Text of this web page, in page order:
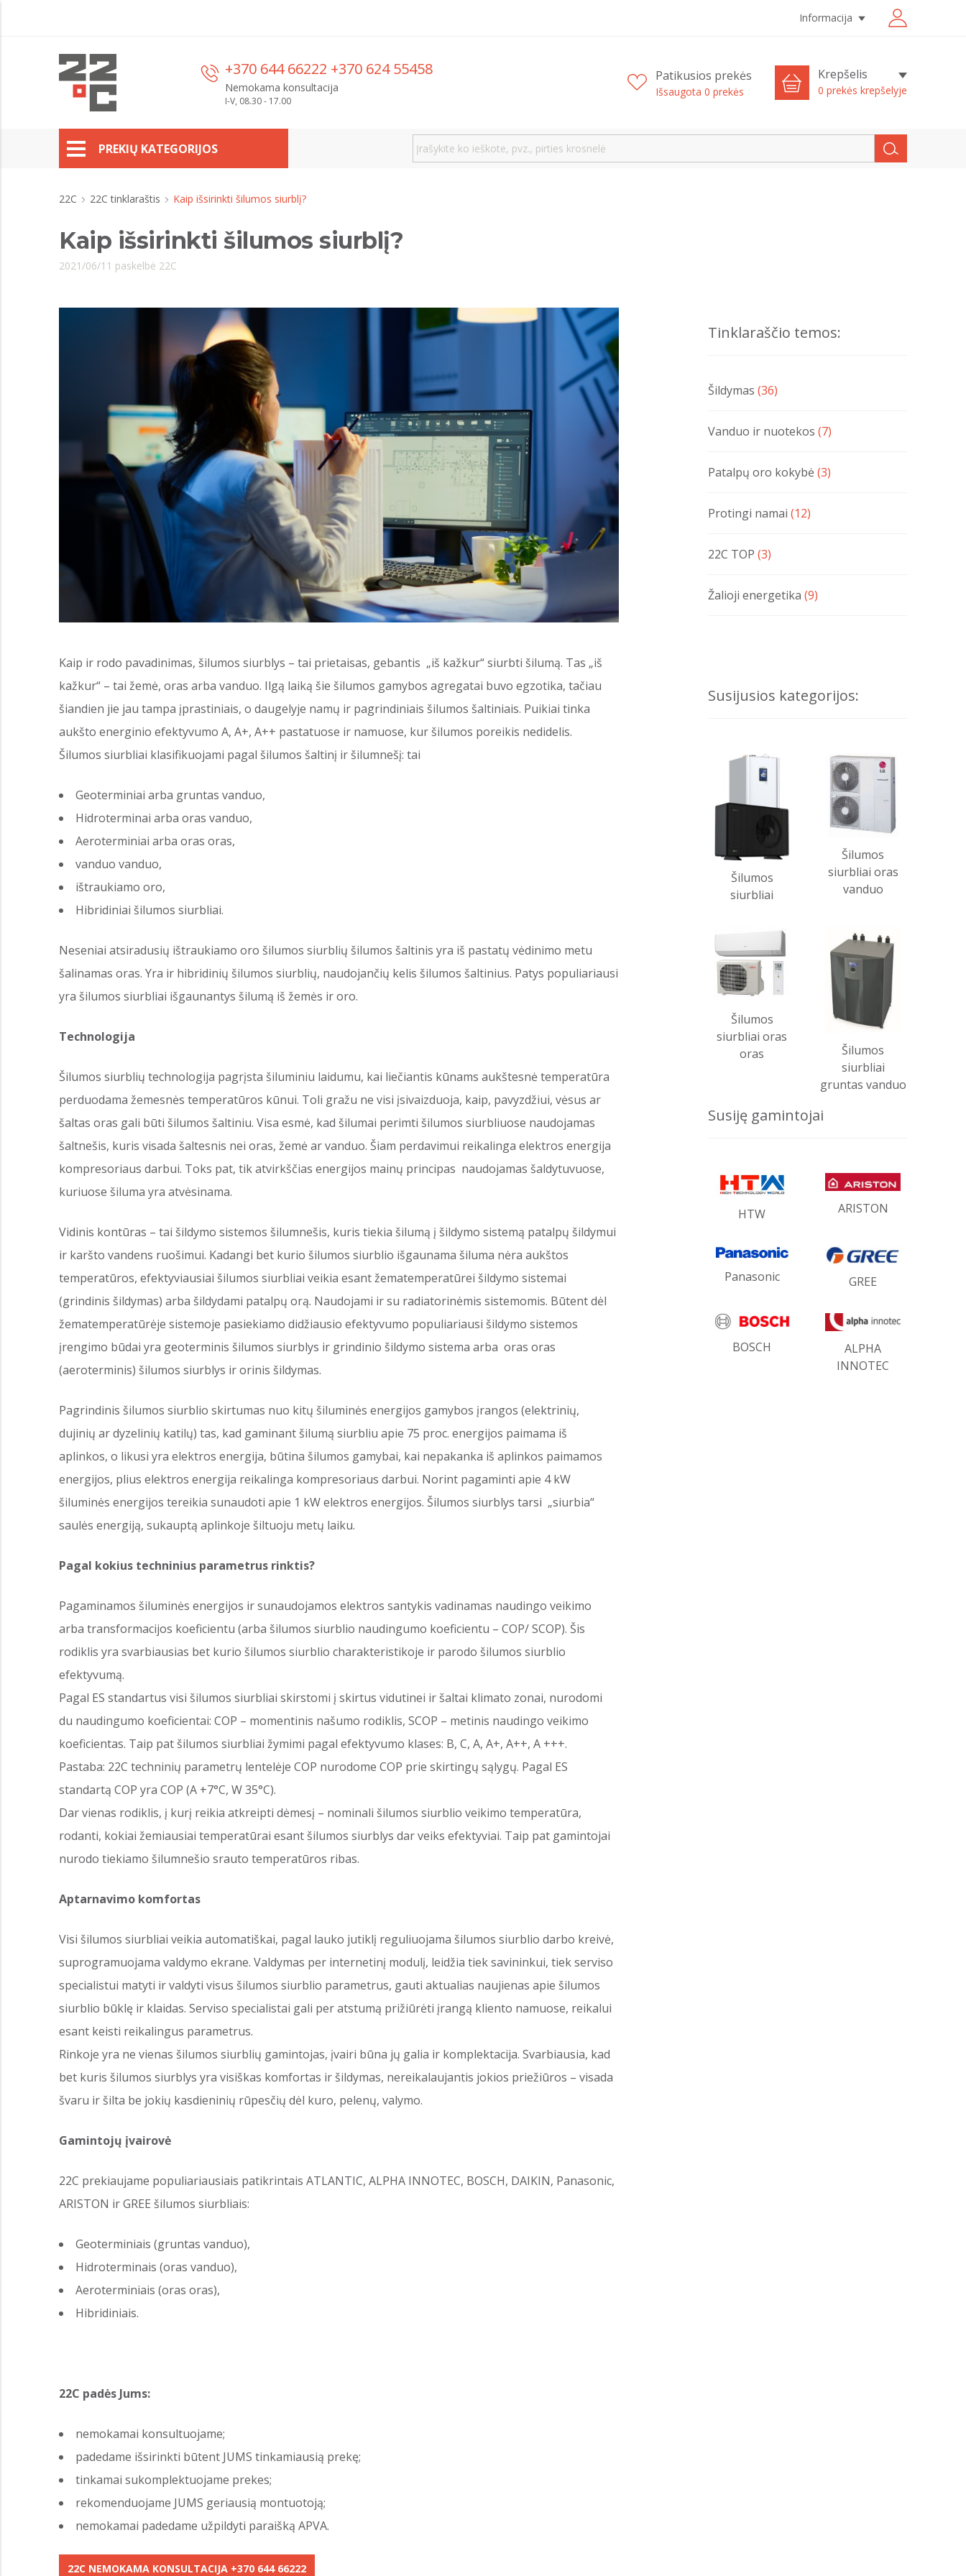
Informacija
+370 644 66222 +370 624 55458
Nemokama konsultacija
I-V, 08.30 - 17.00
Patikusios prekės
Išsaugota 0 prekės
Krepšelis
0 prekės krepšelyje
PREKIŲ KATEGORIJOS
22C 22C tinklaraštis Kaip išsirinkti šilumos siurblį?
Kaip išsirinkti šilumos siurblį?
2021/06/11 paskelbė 22C
Kaip ir rodo pavadinimas, šilumos siurblys – tai prietaisas, gebantis „iš kažkur“ siurbti šilumą. Tas „iš
kažkur“ – tai žemė, oras arba vanduo. Ilgą laiką šie šilumos gamybos agregatai buvo egzotika, tačiau
šiandien jie jau tampa įprastiniais, o daugelyje namų ir pagrindiniais šilumos šaltiniais. Puikiai tinka
aukšto energinio efektyvumo A, A+, A++ pastatuose ir namuose, kur šilumos poreikis nedidelis.
Šilumos siurbliai klasifikuojami pagal šilumos šaltinį ir šilumnešį: tai
Geoterminiai arba gruntas vanduo,
Hidroterminai arba oras vanduo,
Aeroterminiai arba oras oras,
vanduo vanduo,
ištraukiamo oro,
Hibridiniai šilumos siurbliai.
Neseniai atsiradusių ištraukiamo oro šilumos siurblių šilumos šaltinis yra iš pastatų vėdinimo metu
šalinamas oras. Yra ir hibridinių šilumos siurblių, naudojančių kelis šilumos šaltinius. Patys populiariausi
yra šilumos siurbliai išgaunantys šilumą iš žemės ir oro.
Technologija
Šilumos siurblių technologija pagrįsta šiluminiu laidumu, kai liečiantis kūnams aukštesnė temperatūra
perduodama žemesnės temperatūros kūnui. Toli gražu ne visi įsivaizduoja, kaip, pavyzdžiui, vėsus ar
šaltas oras gali būti šilumos šaltiniu. Visa esmė, kad šilumai perimti šilumos siurbliuose naudojamas
šaltnešis, kuris visada šaltesnis nei oras, žemė ar vanduo. Šiam perdavimui reikalinga elektros energija
kompresoriaus darbui. Toks pat, tik atvirkščias energijos mainų principas naudojamas šaldytuvuose,
kuriuose šiluma yra atvėsinama.
Vidinis kontūras – tai šildymo sistemos šilumnešis, kuris tiekia šilumą į šildymo sistemą patalpų šildymui
ir karšto vandens ruošimui. Kadangi bet kurio šilumos siurblio išgaunama šiluma nėra aukštos
temperatūros, efektyviausiai šilumos siurbliai veikia esant žematemperatūrei šildymo sistemai
(grindinis šildymas) arba šildydami patalpų orą. Naudojami ir su radiatorinėmis sistemomis. Būtent dėl
žematemperatūrėje sistemoje pasiekiamo didžiausio efektyvumo populiariausi šildymo sistemos
įrengimo būdai yra geoterminis šilumos siurblys ir grindinio šildymo sistema arba oras oras
(aeroterminis) šilumos siurblys ir orinis šildymas.
Pagrindinis šilumos siurblio skirtumas nuo kitų šiluminės energijos gamybos įrangos (elektrinių,
dujinių ar dyzelinių katilų) tas, kad gaminant šilumą siurbliu apie 75 proc. energijos paimama iš
aplinkos, o likusi yra elektros energija, būtina šilumos gamybai, kai nepakanka iš aplinkos paimamos
energijos, plius elektros energija reikalinga kompresoriaus darbui. Norint pagaminti apie 4 kW
šiluminės energijos tereikia sunaudoti apie 1 kW elektros energijos. Šilumos siurblys tarsi „siurbia“
saulės energiją, sukauptą aplinkoje šiltuoju metų laiku.
Pagal kokius techninius parametrus rinktis?
Pagaminamos šiluminės energijos ir sunaudojamos elektros santykis vadinamas naudingo veikimo
arba transformacijos koeficientu (arba šilumos siurblio naudingumo koeficientu – COP/ SCOP). Šis
rodiklis yra svarbiausias bet kurio šilumos siurblio charakteristikoje ir parodo šilumos siurblio
efektyvumą.
Pagal ES standartus visi šilumos siurbliai skirstomi į skirtus vidutinei ir šaltai klimato zonai, nurodomi
du naudingumo koeficientai: COP – momentinis našumo rodiklis, SCOP – metinis naudingo veikimo
koeficientas. Taip pat šilumos siurbliai žymimi pagal efektyvumo klases: B, C, A, A+, A++, A +++.
Pastaba: 22C techninių parametrų lentelėje COP nurodome COP prie skirtingų sąlygų. Pagal ES
standartą COP yra COP (A +7°C, W 35°C).
Dar vienas rodiklis, į kurį reikia atkreipti dėmesį – nominali šilumos siurblio veikimo temperatūra,
rodanti, kokiai žemiausiai temperatūrai esant šilumos siurblys dar veiks efektyviai. Taip pat gamintojai
nurodo tiekiamo šilumnešio srauto temperatūros ribas.
Aptarnavimo komfortas
Visi šilumos siurbliai veikia automatiškai, pagal lauko jutiklį reguliuojama šilumos siurblio darbo kreivė,
suprogramuojama valdymo ekrane. Valdymas per internetinį modulį, leidžia tiek savininkui, tiek serviso
specialistui matyti ir valdyti visus šilumos siurblio parametrus, gauti aktualias naujienas apie šilumos
siurblio būklę ir klaidas. Serviso specialistai gali per atstumą prižiūrėti įrangą kliento namuose, reikalui
esant keisti reikalingus parametrus.
Rinkoje yra ne vienas šilumos siurblių gamintojas, įvairi būna jų galia ir komplektacija. Svarbiausia, kad
bet kuris šilumos siurblys yra visiškas komfortas ir šildymas, nereikalaujantis jokios priežiūros – visada
švaru ir šilta be jokių kasdieninių rūpesčių dėl kuro, pelenų, valymo.
Gamintojų įvairovė
22C prekiaujame populiariausiais patikrintais ATLANTIC, ALPHA INNOTEC, BOSCH, DAIKIN, Panasonic,
ARISTON ir GREE šilumos siurbliais:
Geoterminiais (gruntas vanduo),
Hidroterminais (oras vanduo),
Aeroterminiais (oras oras),
Hibridiniais.
22C padės Jums:
nemokamai konsultuojame;
padedame išsirinkti būtent JUMS tinkamiausią prekę;
tinkamai sukomplektuojame prekes;
rekomenduojame JUMS geriausią montuotoją;
nemokamai padedame užpildyti paraišką APVA.
22C NEMOKAMA KONSULTACIJA +370 644 66222
Tinklaraščio temos:
Šildymas (36)
Vanduo ir nuotekos (7)
Patalpų oro kokybė(3)
Protingi namai (12)
22C TOP (3)
Žalioji energetika (9)
Susijusios kategorijos:
Šilumos
siurbliai
Šilumos
siurbliai oras
vanduo
Šilumos
siurbliai oras
oras
Šilumos
siurbliai
gruntas vanduo
Susiję gamintojai
HTW ARISTON
Panasonic GREE
BOSCH
ALPHA
INNOTEC